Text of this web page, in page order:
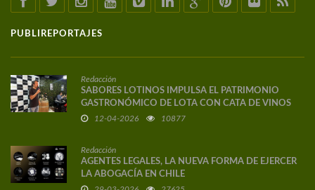
PUBLIREPORTAJES
Redacción
SABORES LOTINOS IMPULSA EL PATRIMONIO
GASTRONÓMICO DE LOTA CON CATA DE VINOS
DE AUTOR
12-04-2026 10877
Redacción
AGENTES LEGALES, LA NUEVA FORMA DE EJERCER
LA ABOGACÍA EN CHILE